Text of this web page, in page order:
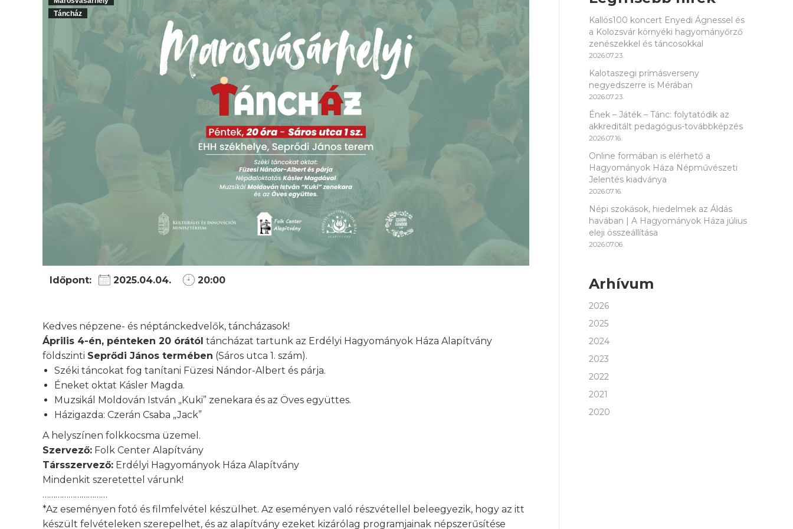
Táncház
Időpont: 2025.04.04. 20:00
Kedves népzene- és néptánckedvelők, táncházasok!
Április 4-én, pénteken 20 órától táncházat tartunk az Erdélyi Hagyományok Háza Alapítvány
földszinti Seprődi János termében (Sáros utca 1. szám).
Széki táncokat fog tanítani Füzesi Nándor-Albert és párja.
Éneket oktat Kásler Magda.
Muzsikál Moldován István „Kuki” zenekara és az Öves együttes.
Házigazda: Czerán Csaba „Jack”
A helyszínen folkkocsma üzemel.
Szervező: Folk Center Alapítvány
Társszervező: Erdélyi Hagyományok Háza Alapítvány
Mindenkit szeretettel várunk!
…………………………
*Az eseményen fotó és filmfelvétel készülhet. Az eseményen való részvétellel beleegyezik, hogy az itt
készült felvételeken szerepelhet, és az alapítvány ezeket kizárólag programjainak népszerűsítése
Kallós100 koncert Enyedi Ágnessel és
a Kolozsvár környéki hagyományőrző
zenészekkel és táncosokkal
2026.07.23.
Kalotaszegi prímásverseny
negyedszerre is Mérában
2026.07.23.
Ének – Játék – Tánc: folytatódik az
akkreditált pedagógus-továbbképzés
2026.07.16.
Online formában is elérhető a
Hagyományok Háza Népművészeti
Jelentés kiadványa
2026.07.16.
Népi szokások, hiedelmek az Áldás
havában | A Hagyományok Háza július
eleji összeállítása
2026.07.06.
Arhívum
2026
2025
2024
2023
2022
2021
2020